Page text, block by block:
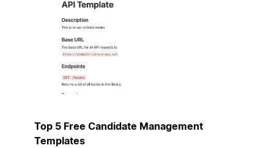
Top 5 Free Candidate Management
Templates